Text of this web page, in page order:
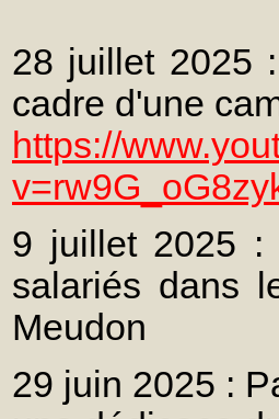
28 juillet 2025
cadre d'une
https://
9 juillet 2025 :
salariés dans
Meudon
29 juin 2025 :